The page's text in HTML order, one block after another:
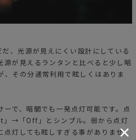
、光源が見えにくい設計にしている
源が見えるランタンと比べると少し暗
、その分通常利用で眩しくはありま
ーで、暗闇でも一発点灯可能です。点
→「Off」とシンプル。弱から点灯
点灯しても眩しすぎる事がありませ